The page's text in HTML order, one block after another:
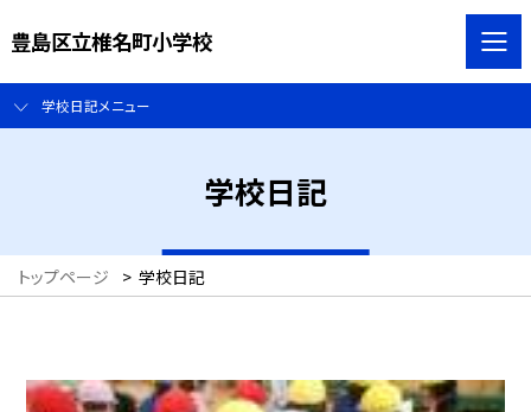
豊島区立椎名町小学校
学校日記メニュー
学校日記
トップページ > 学校日記